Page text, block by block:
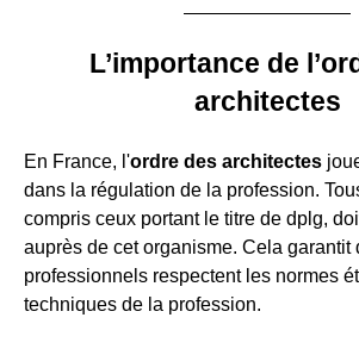
L’importance de
architectes
En France, l'ordre des architectes
dans la régulation de la profession.
compris ceux portant le titre de dplg,
auprès de cet organisme. Cela garantit
professionnels respectent les normes
techniques de la profession.